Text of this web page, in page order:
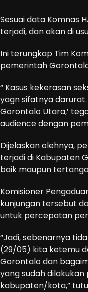
Sesuai data Komnas
terjadi, dan akan di
Ini terungkap Tim
pemerintah
“ Kasus kekerasan
yagn sifatnya
Gorontalo Utara,’
audience dengan
Dijelaskan olehnya,
terjadi di Kabupaten
baik maupun
Komisioner
kunjungan tersebut
untuk percepatan
“Jadi, sebenarnya
(29/05) kita ketemu
Gorontalo dan
yang sudah
kabupaten/kota,”